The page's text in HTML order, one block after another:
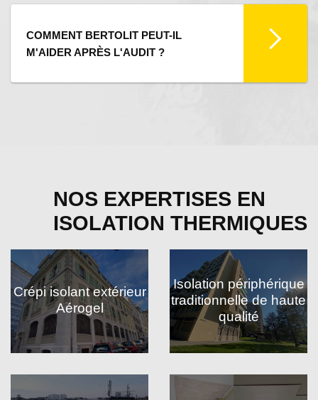
COMMENT BERTOLIT PEUT-IL
M'AIDER APRÈS L'AUDIT ?
NOS EXPERTISES EN
ISOLATION THERMIQUES
Crépi isolant extérieur
Aérogel
Isolation périphérique
traditionnelle de haute
qualité